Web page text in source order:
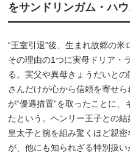
をサンドリンガム・ハ
“王室引退”後、生まれ故郷の米
その理由の1つに実母ドリア・
る。実父や異母きょうだいと
さんだけが心から信頼を寄せ
が“優遇措置”を取ったことに
たという。ヘンリー王子との
皇太子と腕を組み驚くほど親
が、他にも知られざる特別扱い